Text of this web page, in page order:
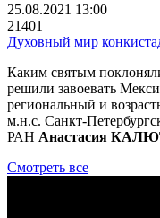
25.08.2021 13:00
21401
Духовный мир
Каким святым
решили завоевать
региональный и
м.н.с. Санкт-
РАН Анастасия
Смотреть все